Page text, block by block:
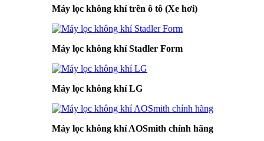
Máy lọc không khí trên ô tô (Xe hơi)
Máy lọc không khí Stadler Form
Máy lọc không khí LG
Máy lọc không khí AOSmith chính hãng